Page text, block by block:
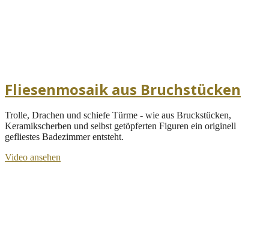
Fliesenmosaik aus Bruchstücken
Trolle, Drachen und schiefe Türme - wie aus Bruckstücken,
Keramikscherben und selbst getöpferten Figuren ein originell
gefliestes Badezimmer entsteht.
Video ansehen